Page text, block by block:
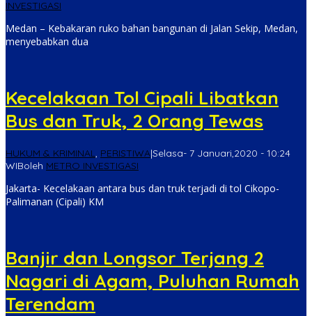
INVESTIGASI
Medan – Kebakaran ruko bahan bangunan di Jalan Sekip, Medan,
menyebabkan dua
Kecelakaan Tol Cipali Libatkan
Bus dan Truk, 2 Orang Tewas
HUKUM & KRIMINAL, PERISTIWA|Selasa- 7 Januari,2020 - 10:24
WIBoleh METRO INVESTIGASI
Jakarta- Kecelakaan antara bus dan truk terjadi di tol Cikopo-
Palimanan (Cipali) KM
Banjir dan Longsor Terjang 2
Nagari di Agam, Puluhan Rumah
Terendam